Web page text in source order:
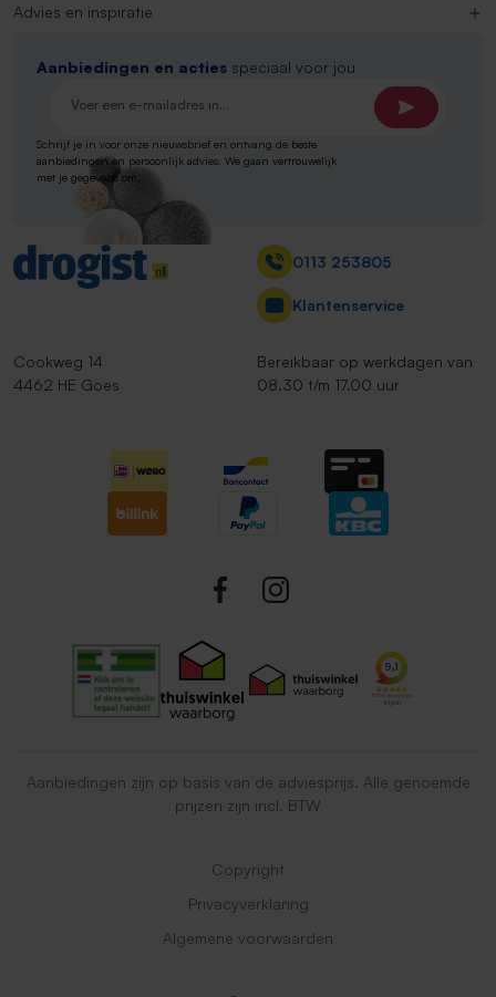
Contact
Cookweg 14
4462 HE Goes
0113 253805
Klantenservice
Bereikbaar op werkdagen van
08.30 t/m 17.00 uur
Advies en inspiratie
Aanbiedingen en acties speciaal voor jou
E-mailadres*
Schrijf je in voor onze nieuwsbrief en ontvang de beste
aanbiedingen en persoonlijk advies. We gaan vertrouwelijk
met je gegevens om.
Aanbiedingen zijn op basis van de adviesprijs. Alle genoemde
prijzen zijn incl. BTW
Copyright
Privacyverklaring
Algemene voorwaarden